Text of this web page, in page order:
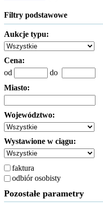
Filtry podstawowe
Aukcje typu:
Cena:
od
do
Miasto:
Województwo:
Wystawione w ciągu:
faktura
odbiór osobisty
Pozostałe parametry